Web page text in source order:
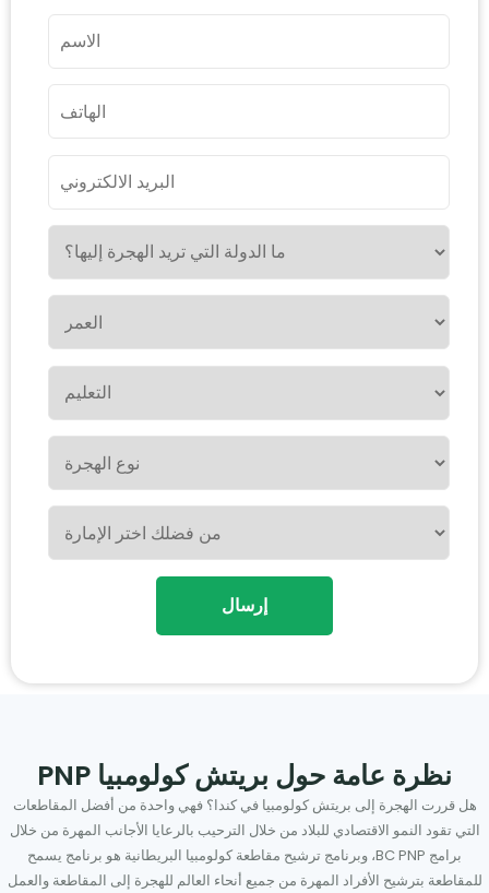
نظرة عامة حول بريتش كولومبيا PNP
هل قررت الهجرة إلى بريتش كولومبيا في كندا؟ فهي واحدة من أفضل المقاطعات
التي تقود النمو الاقتصادي للبلاد من خلال الترحيب بالرعايا الأجانب المهرة من خلال
برامج BC PNP، وبرنامج ترشيح مقاطعة كولومبيا البريطانية هو برنامج يسمح
للمقاطعة بترشيح الأفراد المهرة من جميع أنحاء العالم للهجرة إلى المقاطعة والعمل